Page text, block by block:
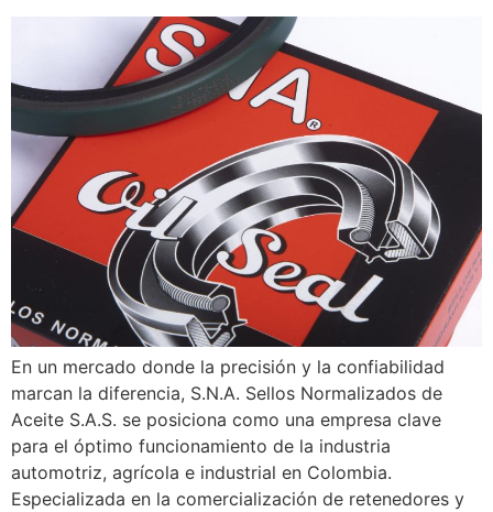
En un mercado donde la precisión y la confiabilidad
marcan la diferencia, S.N.A. Sellos Normalizados de
Aceite S.A.S. se posiciona como una empresa clave
para el óptimo funcionamiento de la industria
automotriz, agrícola e industrial en Colombia.
Especializada en la comercialización de retenedores y